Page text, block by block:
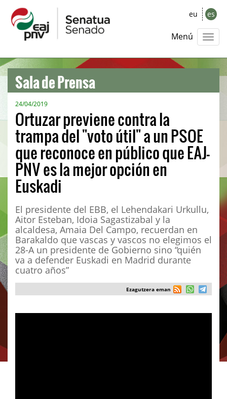
eu es
Menú
Sala de Prensa
24/04/2019
Ortuzar previene contra la
trampa del "voto útil" a un PSOE
que reconoce en público que EAJ-
PNV es la mejor opción en
Euskadi
El presidente del EBB, el Lehendakari Urkullu,
Aitor Esteban, Idoia Sagastizabal y la
alcaldesa, Amaia Del Campo, recuerdan en
Barakaldo que vascas y vascos no elegimos el
28-A un presidente de Gobierno sino “quién
va a defender Euskadi en Madrid durante
cuatro años”
Ezagutzera eman